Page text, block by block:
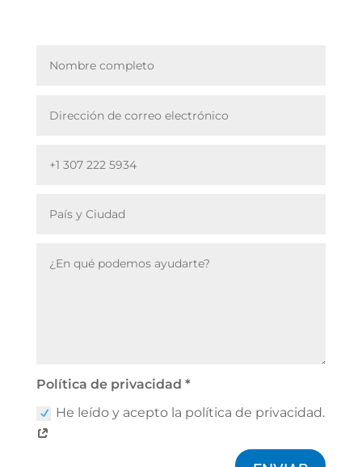
Política de privacidad *
He leído y acepto la política de privacidad.